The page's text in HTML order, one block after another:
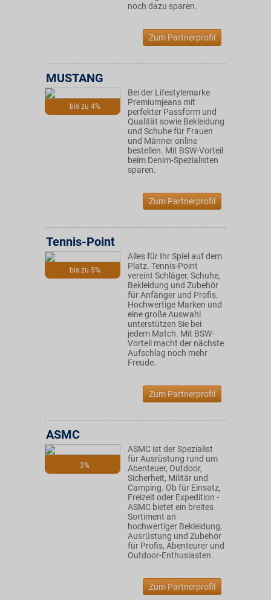
noch dazu sparen.
Zum Partnerprofil
bis zu 4%
MUSTANG
Bei der Lifestylemarke
Premiumjeans mit
perfekter Passform und
Qualität sowie Bekleidung
und Schuhe für Frauen
und Männer online
bestellen. Mit BSW-Vorteil
beim Denim-Spezialisten
sparen.
Zum Partnerprofil
bis zu 5%
Tennis-Point
Alles für Ihr Spiel auf dem
Platz. Tennis-Point
vereint Schläger, Schuhe,
Bekleidung und Zubehör
für Anfänger und Profis.
Hochwertige Marken und
eine große Auswahl
unterstützen Sie bei
jedem Match. Mit BSW-
Vorteil macht der nächste
Aufschlag noch mehr
Freude.
Zum Partnerprofil
3%
ASMC
ASMC ist der Spezialist
für Ausrüstung rund um
Abenteuer, Outdoor,
Sicherheit, Militär und
Camping. Ob für Einsatz,
Freizeit oder Expedition -
ASMC bietet ein breites
Sortiment an
hochwertiger Bekleidung,
Ausrüstung und Zubehör
für Profis, Abenteurer und
Outdoor-Enthusiasten.
Zum Partnerprofil